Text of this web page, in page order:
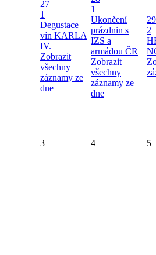
27
1
Degustace
vín KARLA
IV.
Zobrazit
všechny
záznamy ze
dne
1
Ukončení
prázdnin s
IZS a
armádou ČR
Zobrazit
všechny
záznamy ze
dne
29
2
3 4 5